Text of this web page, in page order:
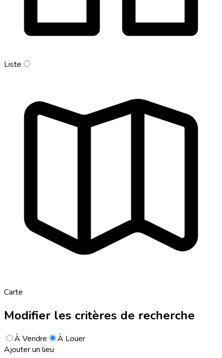
Liste
Carte
Modifier les critères de recherche
À Vendre
À Louer
Ajouter un lieu